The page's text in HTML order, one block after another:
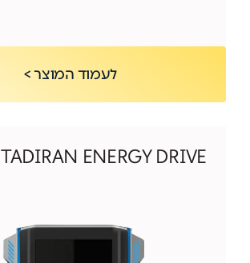
לעמוד המוצר >
TADIRAN ENERGY DRIVE